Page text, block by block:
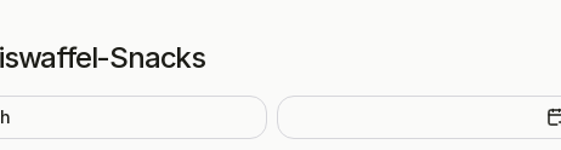
Snacks